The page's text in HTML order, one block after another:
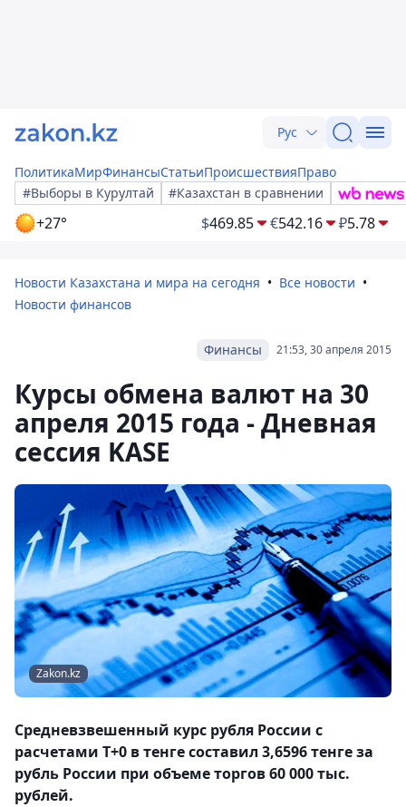
Рус
ПолитикаМирФинансыСтатьиПроисшествияПраво
#Выборы в Курултай
#Казахстан в сравнении
+27° $469.85 €542.16 ₽5.78
Новости Казахстана и мира на сегодня
Все новости
Новости финансов
21:53, 30 апреля 2015
Финансы
Курсы обмена валют на 30
апреля 2015 года - Дневная
сессия KASE
Zakon.kz
Средневзвешенный курс рубля России с
расчетами T+0 в тенге составил 3,6596 тенге за
рубль России при объеме торгов 60 000 тыс.
рублей.